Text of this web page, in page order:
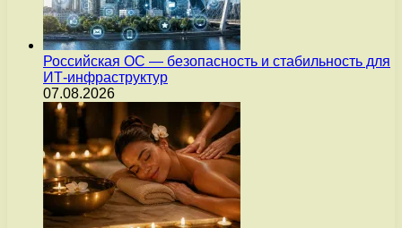
Российская ОС — безопасность и стабильность для
ИТ-инфраструктур
07.08.2026